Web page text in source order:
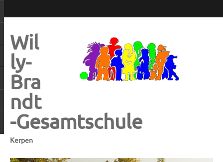
Wil
ly-
Bra
ndt
-Gesamtschule
Kerpen